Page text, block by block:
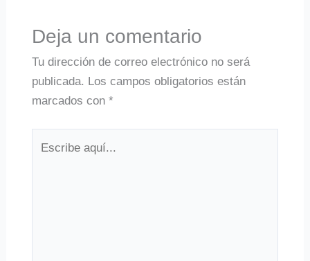
Deja un comentario
Tu dirección de correo electrónico no será
publicada. Los campos obligatorios están
marcados con *